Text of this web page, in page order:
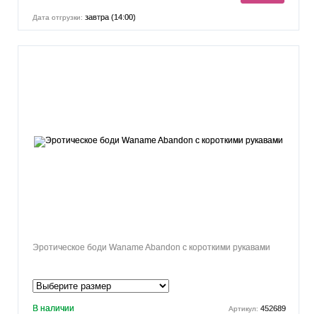
Дата отгрузки: завтра (14:00)
Эротическое боди Waname Abandon с короткими рукавами
В наличии Артикул: 452689